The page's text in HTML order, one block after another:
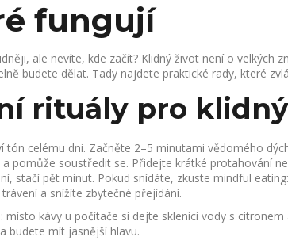
fungují
ale nevíte, kde začít? Klidný život není o velkých
budete dělat. Tady najdete praktické rady, které
rituály pro
tón celému dni. Začněte 2–5 minutami vědomého
a pomůže soustředit se. Přidejte krátké protahování
stačí pět minut. Pokud snídáte, zkuste mindful
a snížíte zbytečné přejídání.
místo kávy u počítače si dejte sklenici vody s
budete mít jasnější hlavu.